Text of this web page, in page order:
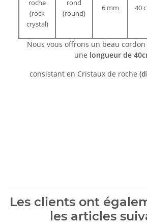
roche
(rock
crystal)
rond
(round)
6 mm 40
Nous vous offrons un beau cordon
une longueur de
consistant en Cristaux de roche
Les clients ont
les articles